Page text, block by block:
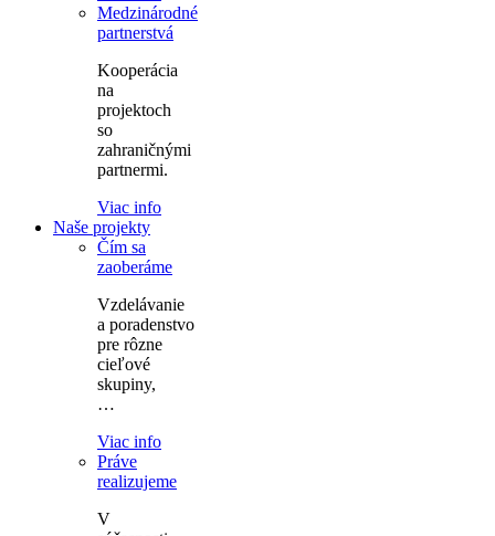
Medzinárodné
partnerstvá
Kooperácia
na
projektoch
so
zahraničnými
partnermi.
Viac info
Naše projekty
Čím sa
zaoberáme
Vzdelávanie
a poradenstvo
pre rôzne
cieľové
skupiny,
…
Viac info
Práve
realizujeme
V